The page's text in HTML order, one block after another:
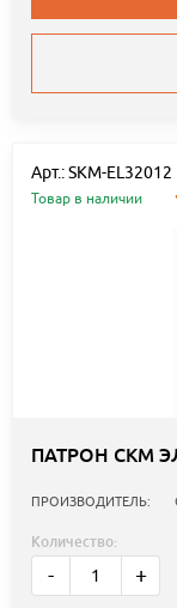
Арт.: SKM-EL32012
Товар в наличии
ПАТРОН СКМ
ПРОИЗВОДИТЕЛЬ:
Количество:
- +